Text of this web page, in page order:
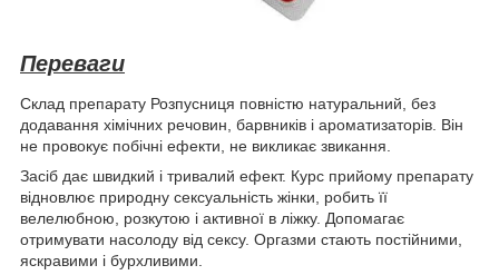
Переваги
Склад препарату Розпусниця повністю натуральний, без
додавання хімічних речовин, барвників і ароматизаторів. Він
не провокує побічні ефекти, не викликає звикання.
Засіб дає швидкий і тривалий ефект. Курс прийому препарату
відновлює природну сексуальність жінки, робить її
велелюбною, розкутою і активної в ліжку. Допомагає
отримувати насолоду від сексу. Оргазми стають постійними,
яскравими і бурхливими.